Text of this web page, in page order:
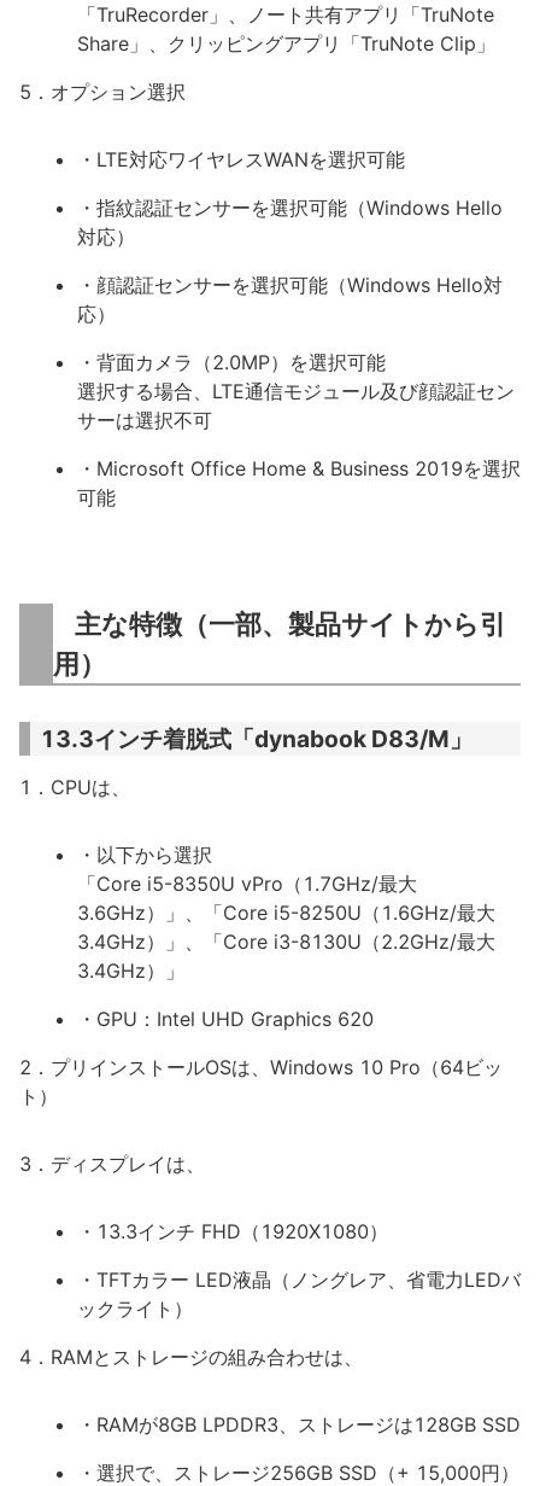
「TruRecorder」、ノート共有アプリ「TruNote
Share」、クリッピングアプリ「TruNote Clip」
5．オプション選択
・LTE対応ワイヤレスWANを選択可能
・指紋認証センサーを選択可能（Windows Hello
対応）
・顔認証センサーを選択可能（Windows Hello対
応）
・背面カメラ（2.0MP）を選択可能
選択する場合、LTE通信モジュール及び顔認証セン
サーは選択不可
・Microsoft Office Home & Business 2019を選択
可能
主な特徴（一部、製品サイトから引
用）
13.3インチ着脱式「dynabook D83/M」
1．CPUは、
・以下から選択
「Core i5-8350U vPro（1.7GHz/最大
3.6GHz）」、「Core i5-8250U（1.6GHz/最大
3.4GHz）」、「Core i3-8130U（2.2GHz/最大
3.4GHz）」
・GPU：Intel UHD Graphics 620
2．プリインストールOSは、Windows 10 Pro（64ビッ
ト）
3．ディスプレイは、
・13.3インチ FHD（1920X1080）
・TFTカラー LED液晶（ノングレア、省電力LEDバ
ックライト）
4．RAMとストレージの組み合わせは、
・RAMが8GB LPDDR3、ストレージは128GB SSD
・選択で、ストレージ256GB SSD（+ 15,000円）